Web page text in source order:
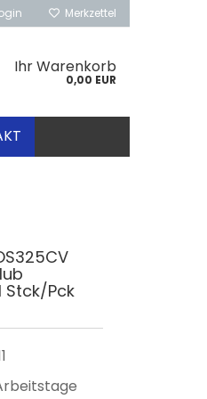
Merkzettel
Ihr Warenkorb
0,00 EUR
Stck/Pck